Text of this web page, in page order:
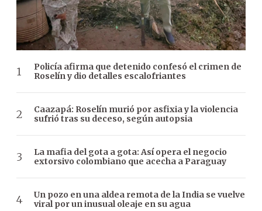
Policía afirma que detenido confesó el crimen de
Roselín y dio detalles escalofriantes
Caazapá: Roselín murió por asfixia y la violencia
sufrió tras su deceso, según autopsia
La mafia del gota a gota: Así opera el negocio
extorsivo colombiano que acecha a Paraguay
Un pozo en una aldea remota de la India se vuelve
viral por un inusual oleaje en su agua